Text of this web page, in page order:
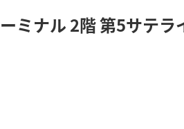
ミナル 2階 第5サテラ